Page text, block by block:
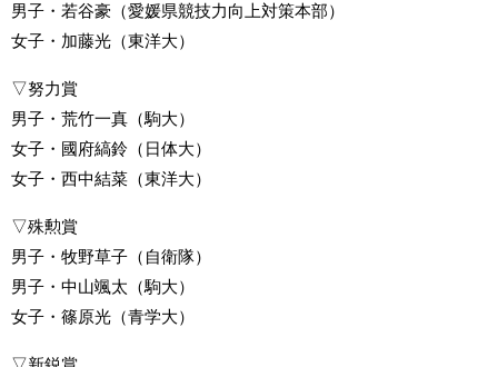
男子・若谷豪（愛媛県競技力向上対策本部）
女子・加藤光（東洋大）
▽努力賞
男子・荒竹一真（駒大）
女子・國府縞鈴（日体大）
女子・西中結菜（東洋大）
▽殊勲賞
男子・牧野草子（自衛隊）
男子・中山颯太（駒大）
女子・篠原光（青学大）